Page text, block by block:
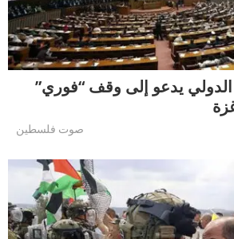
الدولي يدعو إلى وقف “فوري”
صوت فلسطين